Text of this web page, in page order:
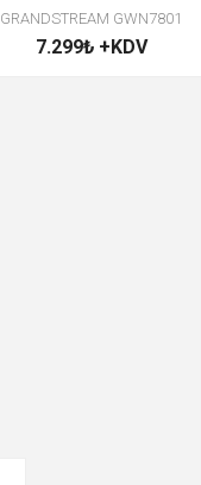
GRANDSTREAM GWN7801
7.299₺ +KDV